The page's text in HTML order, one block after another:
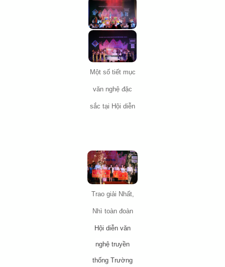
Một số tiết mục
văn nghệ đặc
sắc tại Hội diễn
Trao giải Nhất,
Nhì toàn đoàn
Hội diễn văn
nghệ truyền
thống Trường